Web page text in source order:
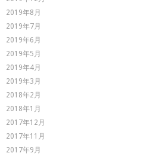
2019年8月
2019年7月
2019年6月
2019年5月
2019年4月
2019年3月
2018年2月
2018年1月
2017年12月
2017年11月
2017年9月